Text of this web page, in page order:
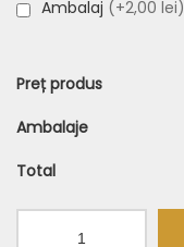
Ambalaj (+2,00 lei)
Preț produs
Ambalaje
Total